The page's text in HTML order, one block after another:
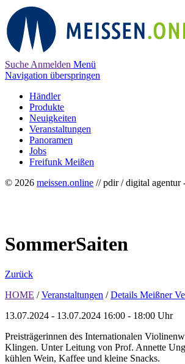
Suche Anmelden Menü
Navigation überspringen
Händler
Produkte
Neuigkeiten
Veranstaltungen
Panoramen
Jobs
Freifunk Meißen
© 2026 meissen.online // pdir / digital agentur
SommerSaiten
Zurück
HOME / Veranstaltungen / Details Meißner
13.07.2024 - 13.07.2024 16:00 - 18:00 Uhr
Preisträgerinnen des Internationalen
Klingen. Unter Leitung von Prof. Annette
kühlen Wein, Kaffee und kleine Snacks.